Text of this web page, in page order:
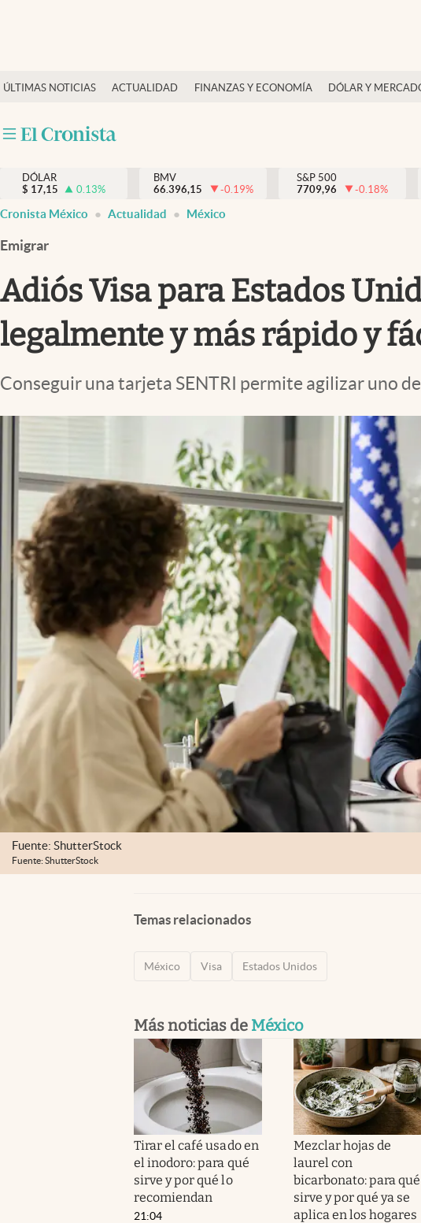
ÚLTIMAS NOTICIAS ACTUALIDAD FINANZAS Y ECONOMÍA DÓLAR Y
Actualidad
Internacionales
Opinión
Brand Strategy
Vida y estilo
Tv
Espiritualidad
DÓLAR
$ 17,15 0.13%
BMV
66.396,15
-0.19%
S&P 500
7709,96
-0.18%
Cronista México Actualidad México
Emigrar
Adiós Visa para Estados
legalmente y más rápido y
Conseguir una tarjeta SENTRI permite agilizar uno
Fuente: ShutterStock
Fuente: ShutterStock
Temas relacionados
México Visa Estados Unidos
Más noticias de México
Tirar el café usado en
el inodoro: para qué
sirve y por qué lo
recomiendan
21:04
Mezclar hojas de
laurel con
bicarbonato: para qué
sirve y por qué ya se
aplica en los hogares